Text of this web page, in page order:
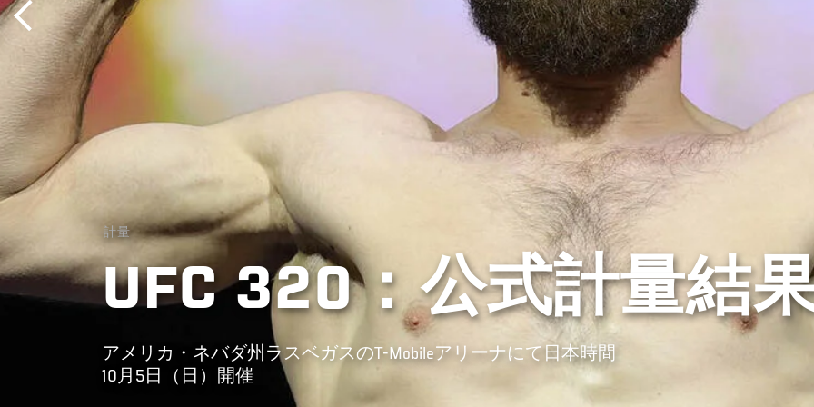
計量
UFC 320：公式計量結
アメリカ・ネバダ州ラスベガスのT-Mobileアリーナにて日本時間
10月5日（日）開催